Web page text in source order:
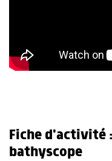
Fiche d'activité
bathyscope